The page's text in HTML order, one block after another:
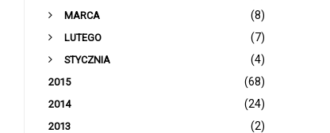
►
MARCA
(8)
►
LUTEGO
(7)
►
STYCZNIA (4)
2015 (68)
2014 (24)
2013 (2)